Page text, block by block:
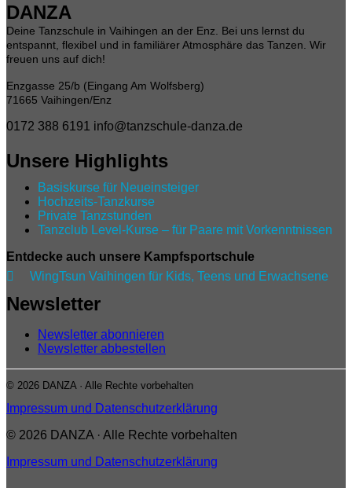
DANZA
Deine Tanzschule in Vaihingen an der Enz. Bei uns lernst du
entspannt, flexibel und in familiärer Atmosphäre das Tanzen. Wir
freuen uns auf dich!
Enzgasse 25/b (Eingang Am Wolfsberg)
71665 Vaihingen/Enz
0172 388 6191 info@tanzschule-danza.de
Unsere Highlights
Basiskurse für Neueinsteiger
Hochzeits-Tanzkurse
Private Tanzstunden
Tanzclub Level‑Kurse – für Paare mit Vorkenntnissen
Entdecke auch unsere Kampfsportschule

WingTsun Vaihingen für Kids, Teens und Erwachsene
Newsletter
Newsletter abonnieren
Newsletter abbestellen
© 2026 DANZA · Alle Rechte vorbehalten
Impressum und Datenschutzerklärung
© 2026 DANZA · Alle Rechte vorbehalten
Impressum und Datenschutzerklärung